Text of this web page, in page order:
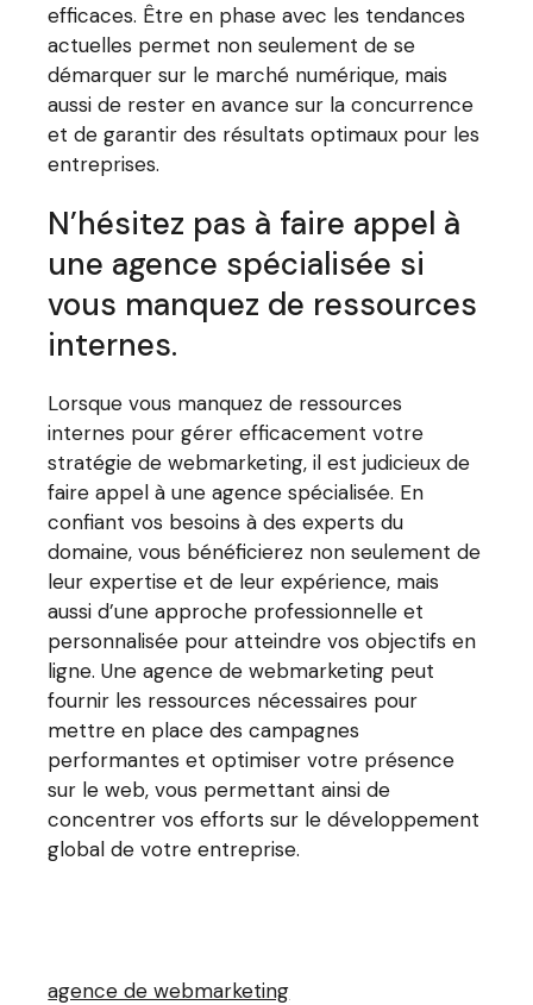
efficaces. Être en phase avec les tendances
actuelles permet non seulement de se
démarquer sur le marché numérique, mais
aussi de rester en avance sur la concurrence
et de garantir des résultats optimaux pour les
entreprises.
N’hésitez pas à faire appel à
une agence spécialisée si
vous manquez de ressources
internes.
Lorsque vous manquez de ressources
internes pour gérer efficacement votre
stratégie de webmarketing, il est judicieux de
faire appel à une agence spécialisée. En
confiant vos besoins à des experts du
domaine, vous bénéficierez non seulement de
leur expertise et de leur expérience, mais
aussi d’une approche professionnelle et
personnalisée pour atteindre vos objectifs en
ligne. Une agence de webmarketing peut
fournir les ressources nécessaires pour
mettre en place des campagnes
performantes et optimiser votre présence
sur le web, vous permettant ainsi de
concentrer vos efforts sur le développement
global de votre entreprise.
agence de webmarketing